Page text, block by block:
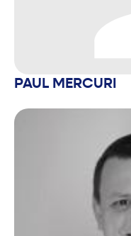
PAUL MERCURI